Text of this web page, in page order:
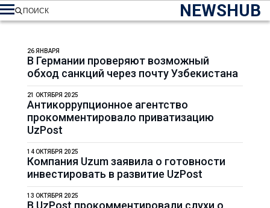
NEWSHUB
ПОИСК
В Германии проверяют возможный
обход санкций через почту Узбекистана
26 ЯНВАРЯ
Антикоррупционное агентство
прокомментировало приватизацию
UzPost
21 ОКТЯБРЯ 2025
Компания Uzum заявила о готовности
инвестировать в развитие UzPost
14 ОКТЯБРЯ 2025
В UzPost прокомментировали слухи о
13 ОКТЯБРЯ 2025